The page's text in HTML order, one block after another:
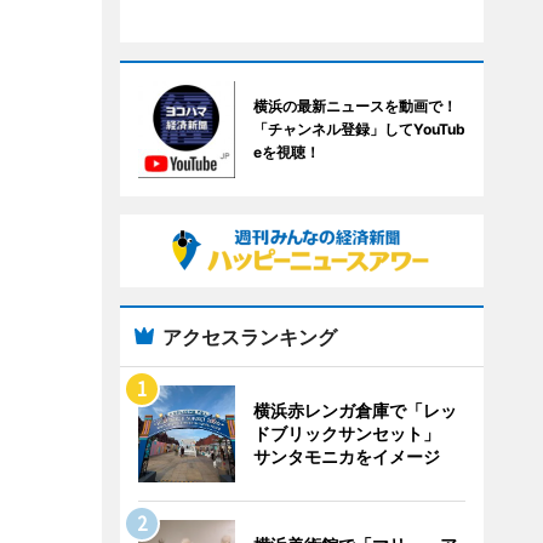
横浜の最新ニュースを動画で！
「チャンネル登録」してYouTub
eを視聴！
アクセスランキング
横浜赤レンガ倉庫で「レッ
ドブリックサンセット」
サンタモニカをイメージ